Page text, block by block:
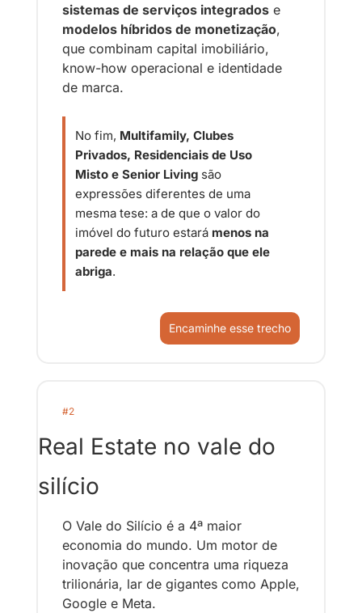
sistemas de serviços integrados
modelos híbridos de monetização,
que combinam capital imobiliário,
know-how operacional e identidade
de marca.
No fim, Multifamily, Clubes
Privados, Residenciais de Uso
Misto e Senior Living são
expressões diferentes de uma
mesma tese: a de que o valor do
imóvel do futuro estará menos na
parede e mais na relação que ele
abriga.
Encaminhe esse trecho
#2
Real Estate no vale do
silício
O Vale do Silício é a 4ª maior
economia do mundo. Um motor de
inovação que concentra uma riqueza
trilionária, lar de gigantes como Apple,
Google e Meta.